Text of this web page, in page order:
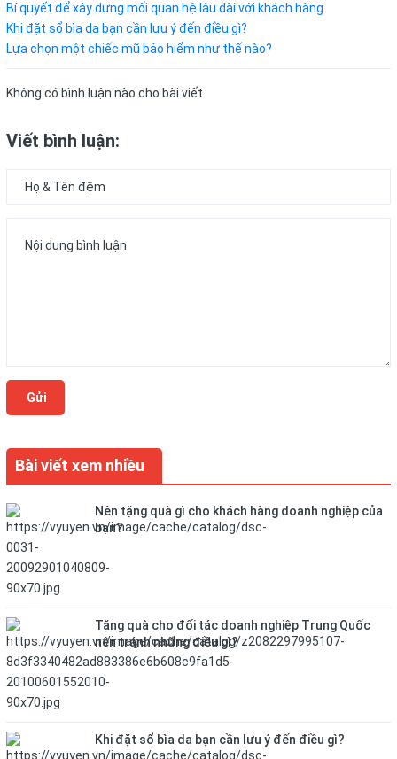
Bài viết xem nhiều
Nên tặng quà gì cho khách hàng doanh nghiệp của
bạn?
Tặng quà cho đối tác doanh nghiệp Trung Quốc
nên tránh những điều gì?
Khi đặt sổ bìa da bạn cần lưu ý đến điều gì?
Bí quyết để xây dựng mối quan hệ lâu dài với khách hàng
Khi đặt sổ bìa da bạn cần lưu ý đến điều gì?
Lựa chọn một chiếc mũ bảo hiểm như thế nào?
Không có bình luận nào cho bài viết.
Viết bình luận:
Gửi